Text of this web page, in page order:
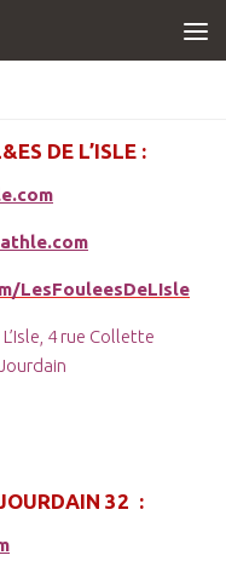
DE L’ISLE :
LesFouleesDeLIsle
4 rue Collette
32 :